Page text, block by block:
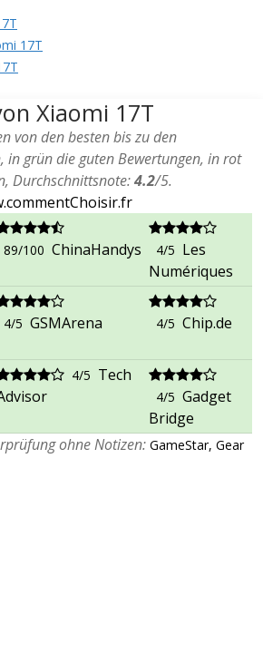
17T
Xiaomi 17T
von den besten bis zu den
in grün die guten Bewertungen, in rot
Durchschnittsnote:4.2/5.
89/100 ChinaHandys 4/5 Les
Numériques
4/5 GSMArena 4/5 Chip.de
4/5 Tech
4/5 Gadget
Bridge
ohne Notizen: GameStar, Gear